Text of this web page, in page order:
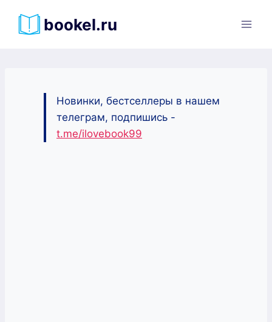
bookel.ru
Новинки, бестселлеры в нашем
телеграм, подпишись -
t.me/ilovebook99